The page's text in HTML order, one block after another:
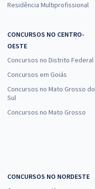
Residência Multiprofissional
CONCURSOS NO CENTRO-
OESTE
Concursos no Distrito Federal
Concursos em Goiás
Concursos no Mato Grosso do
Sul
Concursos no Mato Grosso
CONCURSOS NO NORDESTE